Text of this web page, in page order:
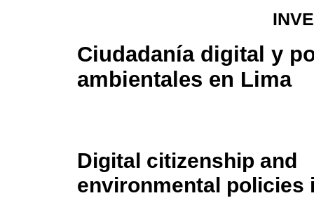
Ciudadanía digital y
ambientales en Lima
Digital citizenship and
environmental policies